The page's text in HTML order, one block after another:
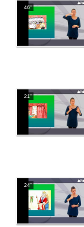
46''
21''
24''